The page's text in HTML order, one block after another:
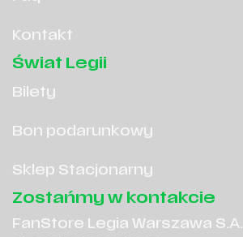
Kontakt
Świat Legii
Bilety
Bon podarunkowy
Sklep Stacjonarny
Zostańmy w kontakcie
FanStore Legia Warszawa S.A.